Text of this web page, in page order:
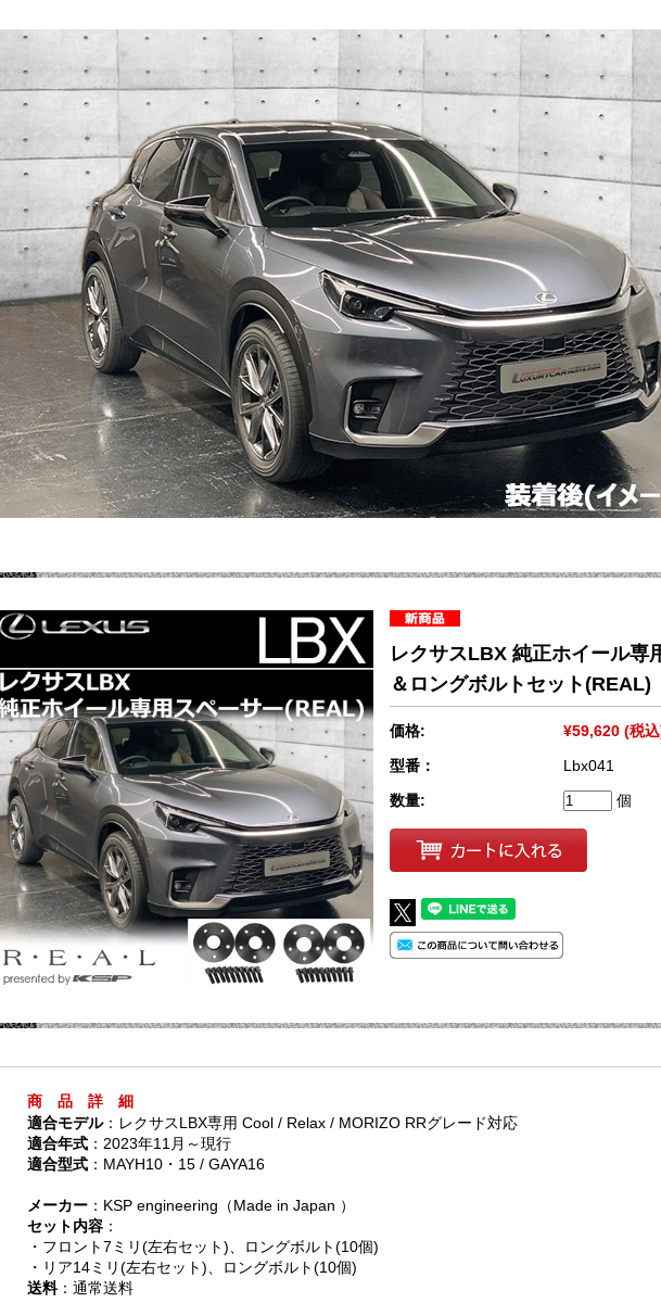
レクサスLBX 純正ホイール専
＆ロングボルトセット(REAL)
価格: ¥59,620 (税
型番：
Lbx041
数量:
個
商 品 詳 細
適合モデル：レクサスLBX専用 Cool / Relax / MORIZO RRグレード対応
適合年式 ：2023年11月～現行
適合型式 ：MAYH10・15 / GAYA16
メーカー ：KSP engineering（Made in Japan ）
セット内容 ：
・フロント7ミリ(左右セット)、ロングボルト(10個)
・リア14ミリ(左右セット)、ロングボルト(10個)
送料：通常送料